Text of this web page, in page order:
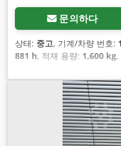
문의하다
상태: 중고, 기계/차량 번호:
881 h, 적재 용량: 1,600 kg,
,
mm, 배터리 전압:24 V, 포